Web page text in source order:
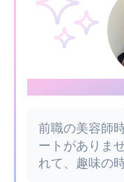
前職の美容師
ートがありま
れて、趣味の